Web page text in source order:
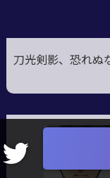
刀光剣影、恐れぬ